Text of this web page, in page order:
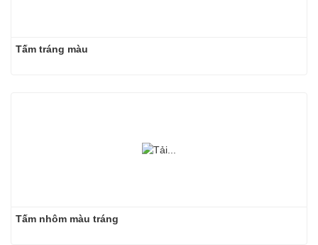
Tấm tráng màu
Tấm nhôm màu tráng